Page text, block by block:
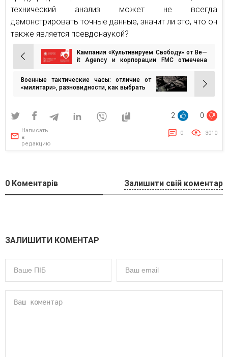
технический анализ может не всегда
демонстрировать точные данные, значит ли это, что он
также является псевдонаукой?
Навигация
по
записям
Кампания «Культивируем Свободу» от Be—
it Agency и корпорации FMC отмечена
Военные тактические часы: отличие от
«милитари», разновидности, как выбрать
2 0
Написать
в
редакцию
0 3010
0 Коментарів Залишити свій коментар
ЗАЛИШИТИ КОМЕНТАР